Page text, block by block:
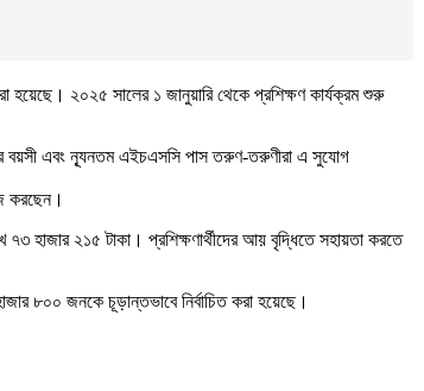
হয়েছে। ২০২৫ সালের ১ জানুয়ারি থেকে প্রশিক্ষণ কার্যক্রম শুরু
বয়সী এবং ন্যূনতম এইচএসসি পাস তরুণ-তরুণীরা এ সুযোগ
করছেন।
হাজার ২১৫ টাকা। প্রশিক্ষণার্থীদের আয় বৃদ্ধিতে সহায়তা করতে
৮০০ জনকে চূড়ান্তভাবে নির্বাচিত করা হয়েছে।